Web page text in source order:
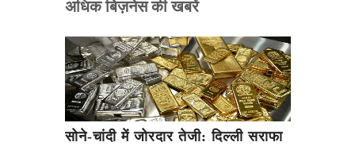
अधिक बिज़नेस की खबरें
सोने-चांदी में जोरदार तेजी: दिल्ली सराफा